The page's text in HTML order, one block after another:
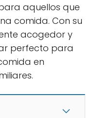
aquellos que
comida. Con su
acogedor y
perfecto para
en